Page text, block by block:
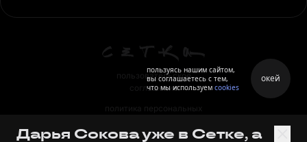
пользовательское
соглашение
политика персональных
Дарья Сокова уже в Сетке, а
пользуясь нашим сайтом,
вы соглашаетесь с тем,
что мы используем cookies
окей